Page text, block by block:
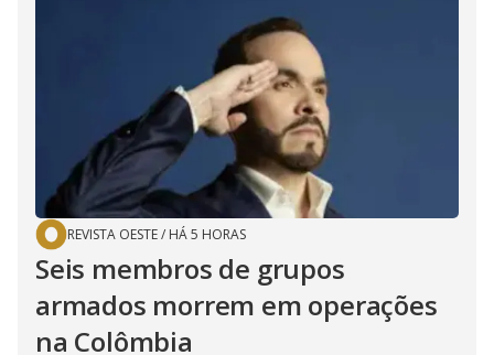
REVISTA OESTE/ HÁ 5 HORAS
Seis membros de grupos
armados morrem em operações
na Colômbia